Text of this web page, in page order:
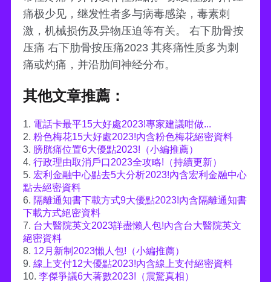
痛极少见，继发性者多与病毒感染，毒素刺
激，机械损伤及异物压迫等有关。 右下肋骨按
压痛 右下肋骨按压痛2023 其疼痛性质多为刺
痛或灼痛，并沿肋间神经分布。
其他文章推薦：
1. 電話卡最平15大好處2023!專家建議咁做...
2. 粉色梅花15大好處2023!內含粉色梅花絕密資料
3. 膀胱痛位置6大優點2023!（小編推薦）
4. 行政理由取消戶口2023全攻略!（持續更新）
5. 宏利金融中心點去5大分析2023!內含宏利金融中心
點去絕密資料
6. 隔離通知書下載方式9大優點2023!內含隔離通知書
下載方式絕密資料
7. 台大醫院英文2023詳盡懶人包!內含台大醫院英文
絕密資料
8. 12月新制2023懶人包!（小編推薦）
9. 線上支付12大優點2023!內含線上支付絕密資料
10. 李傑爭議6大著數2023!（震驚真相）